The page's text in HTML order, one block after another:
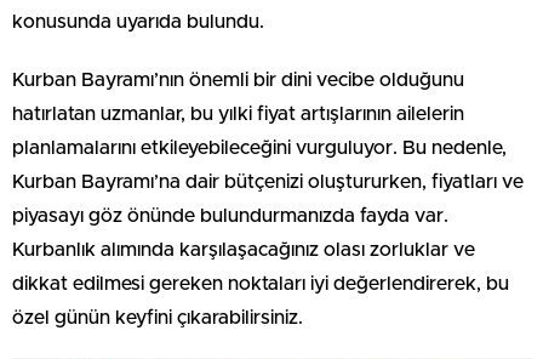
konusunda uyarıda bulundu.
Kurban Bayramı’nın önemli bir dini vecibe olduğunu
hatırlatan uzmanlar, bu yılki fiyat artışlarının ailelerin
planlamalarını etkileyebileceğini vurguluyor. Bu nedenle,
Kurban Bayramı’na dair bütçenizi oluştururken, fiyatları ve
piyasayı göz önünde bulundurmanızda fayda var.
Kurbanlık alımında karşılaşacağınız olası zorluklar ve
dikkat edilmesi gereken noktaları iyi değerlendirerek, bu
özel günün keyfini çıkarabilirsiniz.